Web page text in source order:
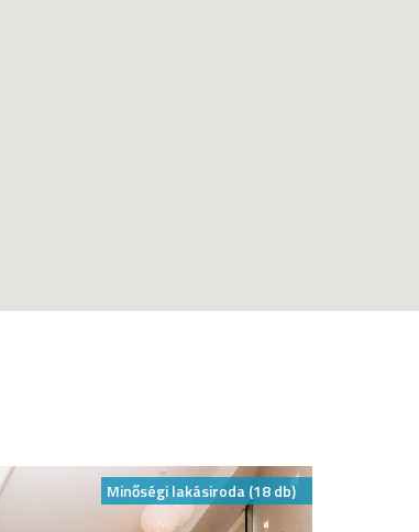
Minőségi lakásiroda (18 db)